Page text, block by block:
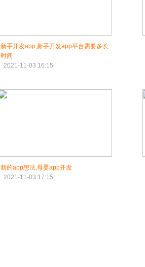
新手开发app,新手开发app平台需要多长
时间
2021-11-03 16:15
新的app想法,母婴app开发
2021-11-03 17:15